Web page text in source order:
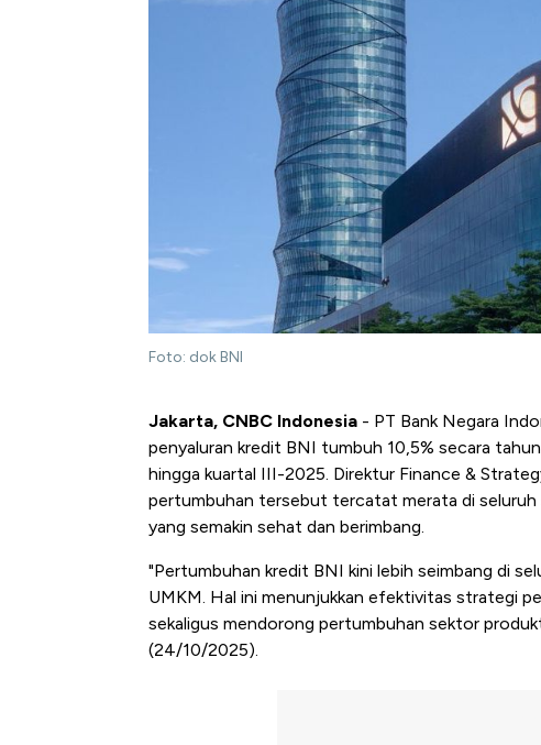
Foto: dok BNI
Jakarta, CNBC Indonesia - PT Bank Negara
penyaluran kredit BNI tumbuh 10,5% secara
hingga kuartal III-2025. Direktur Finance &
pertumbuhan tersebut tercatat merata di
yang semakin sehat dan berimbang.
"Pertumbuhan kredit BNI kini lebih seimbang di
UMKM. Hal ini menunjukkan efektivitas strategi
sekaligus mendorong pertumbuhan sektor
(24/10/2025).